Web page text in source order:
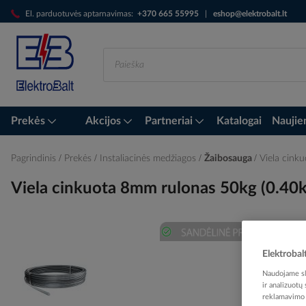
El. parduotuvės aptarnavimas: +370 665 55995 eshop@elektrobalt.lt
Skip
to
Content
Prekės Akcijos Partneriai Katalogai
Pagrindinis Prekės Instaliacinės medžiagos Žaibosauga Viela
Viela cinkuota 8mm rulonas 50kg
the
end
Naudojame
ir analizuotų
reklamavimo